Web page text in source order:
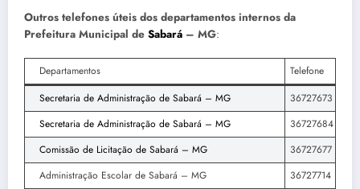
Outros telefones úteis dos departamentos internos da
Prefeitura Municipal de Sabará – MG:
Departamentos
Telefone
Secretaria de Administração de Sabará – MG
36727673
Secretaria de Administração de Sabará – MG
36727684
Comissão de Licitação de Sabará – MG
36727677
Administração Escolar de Sabará – MG
36727714